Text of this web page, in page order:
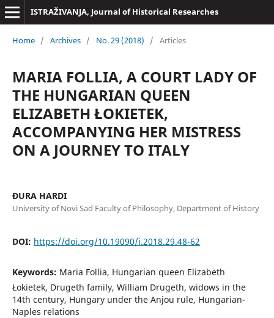
ISTRAŽIVANJA, Јournal of Historical Researches
Home / Archives / No. 29 (2018) / Articles
MARIA FOLLIA, A COURT LADY OF
THE HUNGARIAN QUEEN
ELIZABETH ŁOKIETEK,
ACCOMPANYING HER MISTRESS
ON A JOURNEY TO ITALY
ĐURA HARDI
University of Novi Sad Faculty of Philosophy, Department of History
DOI: https://doi.org/10.19090/i.2018.29.48-62
Keywords: Maria Follia, Hungarian queen Elizabeth
Łokietek, Drugeth family, William Drugeth, widows in the
14th century, Hungary under the Anjou rule, Hungarian-
Naples relations